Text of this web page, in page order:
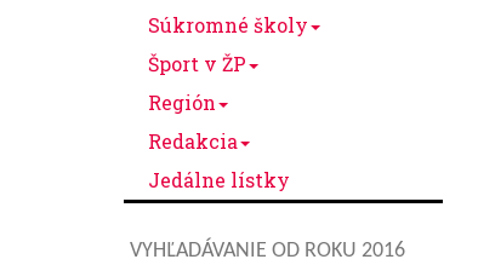
Súkromné školy
Šport v ŽP
Región
Redakcia
Jedálne lístky
VYHĽADÁVANIE OD ROKU 2016